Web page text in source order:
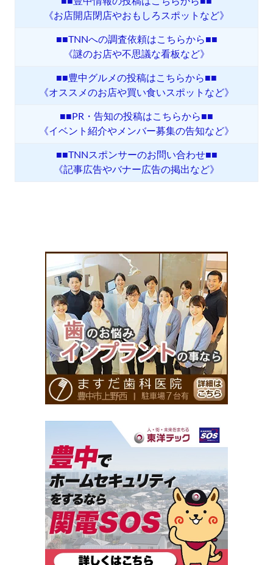
《お店開店閉店やおもしろスポットなど》
■■TNNへの調査依頼はこちらから■■
《謎のお店や不思議な看板など》
■■豊中グルメの投稿はこちらから■■
《オススメのお店や買い食いスポットなど》
■■PR・告知の投稿はこちらから■■
《イベント紹介やメンバー募集の告知など》
■■TNNスポンサーのお問い合わせ■■
《記事広告やバナー広告の掲出など》